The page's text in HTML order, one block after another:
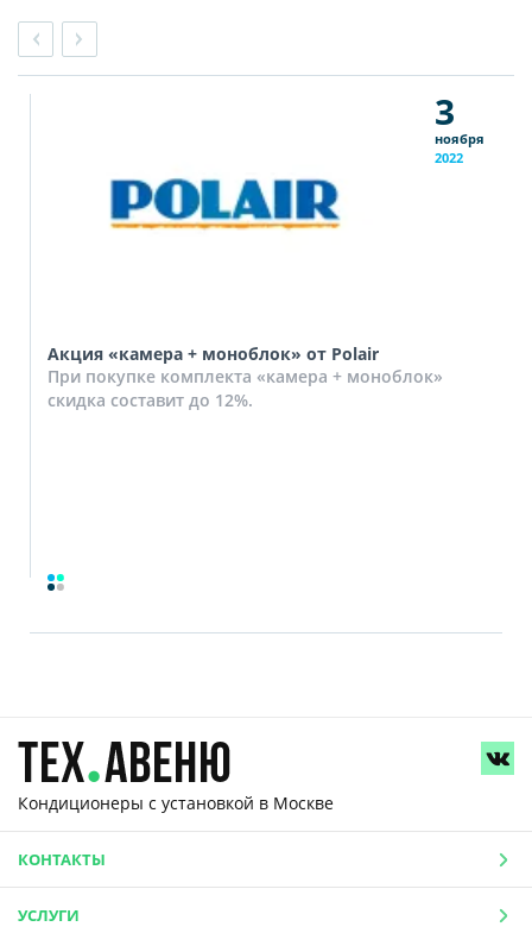
3
ноября
2022
Акция «камера + моноблок» от Polair
При покупке комплекта «камера + моноблок»
скидка составит до 12%.
Кондиционеры с установкой в Москве
КОНТАКТЫ
УСЛУГИ